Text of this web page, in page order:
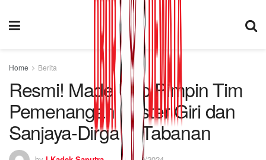
Home Berita
Resmi! Made Urip Pimpin Tim
Pemenangan Koster Giri dan
Sanjaya-Dirga di Tabanan